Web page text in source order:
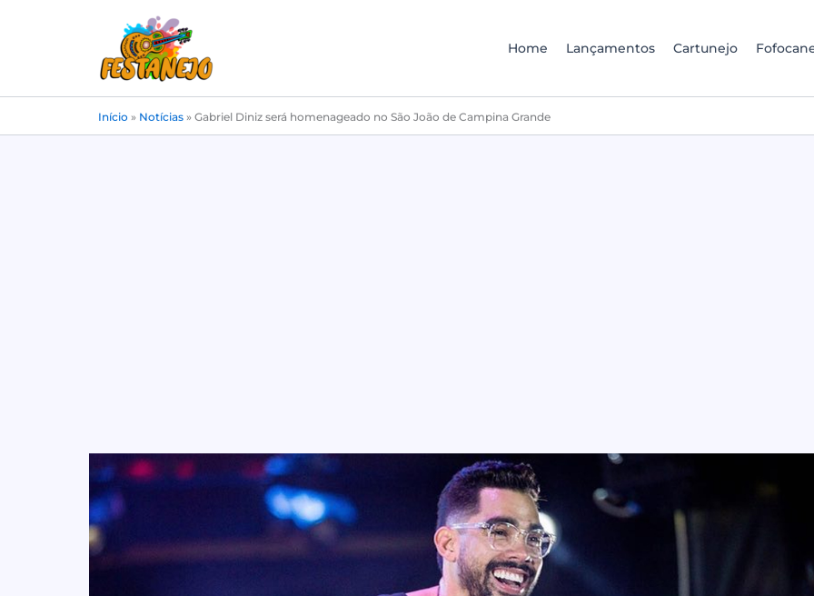
Home Lançamentos Cartunejo
Início » Notícias » Gabriel Diniz será homenageado no São João de Campina Grande